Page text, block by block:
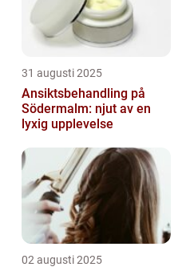
31 augusti 2025
Ansiktsbehandling på
Södermalm: njut av en
lyxig upplevelse
02 augusti 2025